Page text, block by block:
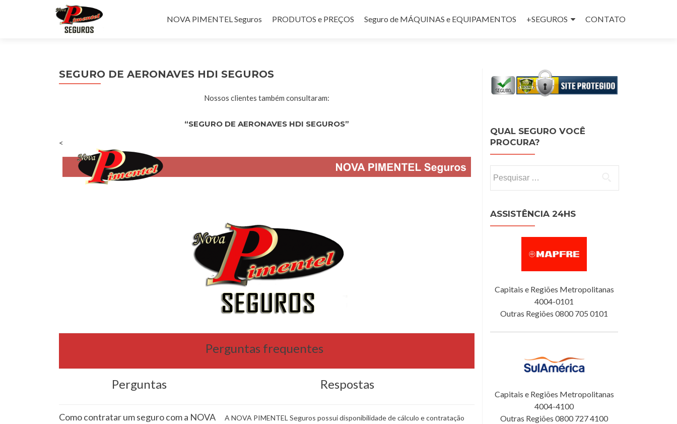
NOVA PIMENTEL Seguros
PRODUTOS e PREÇOS Seguro de MÁQUINAS e EQUIPAMENTOS +SEGUROS CONTATO
SEGURO DE AERONAVES HDI SEGUROS
Nossos clientes também consultaram:
“SEGURO DE AERONAVES HDI SEGUROS”
<
Perguntas frequentes
Perguntas Respostas
Como contratar um seguro com a NOVA
A NOVA PIMENTEL Seguros possui disponibilidade de cálculo e contratação
QUAL SEGURO VOCÊ
PROCURA?
ASSISTÊNCIA 24HS
Capitais e Regiões Metropolitanas
4004-0101
Outras Regiões 0800 705 0101
Capitais e Regiões Metropolitanas
4004-4100
Outras Regiões 0800 727 4100